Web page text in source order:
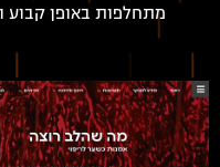
מתחלפות באופן קבוע